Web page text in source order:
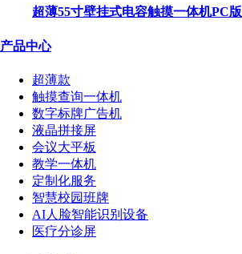
超薄55寸壁挂式电容触摸一体机PC版
产品中心
超薄款
触摸查询一体机
数字标牌广告机
液晶拼接屏
会议大平板
教学一体机
定制化服务
智慧校园班牌
AI人脸智能识别设备
医疗分诊屏